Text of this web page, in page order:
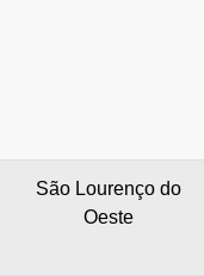
São Lourenço do
Oeste